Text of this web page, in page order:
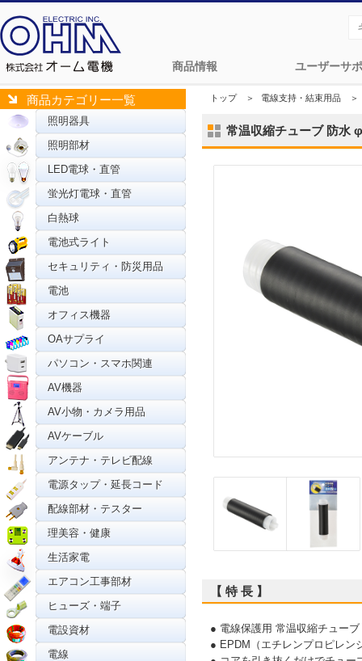
商品情報 ユーザーサ
商品カテゴリー一覧
照明器具
照明部材
LED電球・直管
蛍光灯電球・直管
白熱球
電池式ライト
セキュリティ・防災用品
電池
オフィス機器
OAサプライ
パソコン・スマホ関連
AV機器
AV小物・カメラ用品
AVケーブル
アンテナ・テレビ配線
電源タップ・延長コード
配線部材・テスター
理美容・健康
生活家電
エアコン工事部材
ヒューズ・端子
電設資材
電線
トップ＞ 電線支持・結束用品 ＞
常温収縮チューブ 防水
【 特 長 】
● 電線保護用 常温収縮チュー
● EPDM（エチレンプロピレン